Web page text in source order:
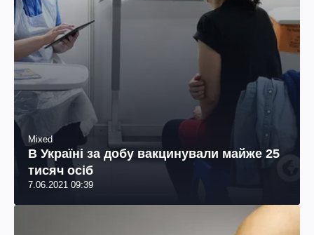
Mixed
В Україні за добу вакцинували майже 25
тисяч осіб
7.06.2021 09:39